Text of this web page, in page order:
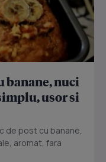
banane, nuci
usor si
de post cu banane,
aromat, fara